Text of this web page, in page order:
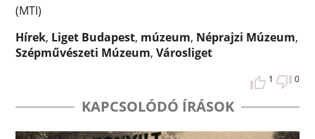
(MTI)
Hírek, Liget Budapest, múzeum, Néprajzi Múzeum,
Szépművészeti Múzeum,Városliget
1 0
KAPCSOLÓDÓ ÍRÁSOK